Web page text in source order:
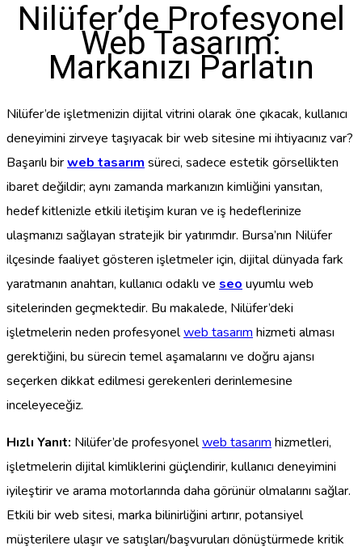
Nilüfer’de Profesyonel
Web Tasarım:
Markanızı Parlatın
Nilüfer’de işletmenizin dijital vitrini olarak öne çıkacak, kullanıcı
deneyimini zirveye taşıyacak bir web sitesine mi ihtiyacınız var?
Başarılı birweb tasarım süreci, sadece estetik görsellikten
ibaret değildir; aynı zamanda markanızın kimliğini yansıtan,
hedef kitlenizle etkili iletişim kuran ve iş hedeflerinize
ulaşmanızı sağlayan stratejik bir yatırımdır. Bursa’nın Nilüfer
ilçesinde faaliyet gösteren işletmeler için, dijital dünyada fark
yaratmanın anahtarı, kullanıcı odaklı ve seo uyumlu web
sitelerinden geçmektedir. Bu makalede, Nilüfer’deki
işletmelerin neden profesyonelweb tasarım hizmeti alması
gerektiğini, bu sürecin temel aşamalarını ve doğru ajansı
seçerken dikkat edilmesi gerekenleri derinlemesine
inceleyeceğiz.
Hızlı Yanıt: Nilüfer’de profesyonelweb tasarım hizmetleri,
işletmelerin dijital kimliklerini güçlendirir, kullanıcı deneyimini
iyileştirir ve arama motorlarında daha görünür olmalarını sağlar.
Etkili bir web sitesi, marka bilinirliğini artırır, potansiyel
müşterilere ulaşır ve satışları/başvuruları dönüştürmede kritik